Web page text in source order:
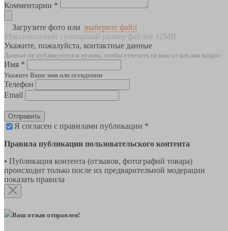
Комментарии *
Загрузите фото или выберите файл
Максимальный суммарный размер файлов 12MB
Укажите, пожалуйста, контактные данные
Данные не публикуются и нужны, чтобы ответить на ваш отзыв или вопрос
Имя *
Укажите Ваше имя или псевдоним
Телефон
Email
Отправить
Я согласен с правилами публикации *
Правила публикации пользовательского контента
• Публикация контента (отзывов, фотографий товара)
происходит только после их предварительной модерации
показать правила
Ваш отзыв отправлен!